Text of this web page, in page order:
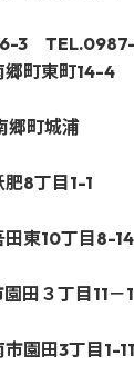
6-3
町東町14-4
郷町城浦
8丁目1-1
東10丁目8-14
田３丁目11－1
市園田3丁目